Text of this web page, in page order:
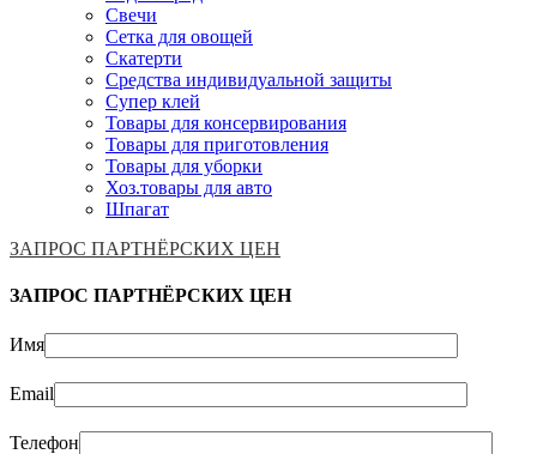
Свечи
Сетка для овощей
Скатерти
Средства индивидуальной защиты
Супер клей
Товары для консервирования
Товары для приготовления
Товары для уборки
Хоз.товары для авто
Шпагат
ЗАПРОС ПАРТНЁРСКИХ ЦЕН
ЗАПРОС ПАРТНЁРСКИХ ЦЕН
Имя
Email
Телефон